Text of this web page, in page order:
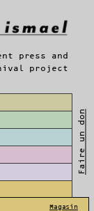
press and
project
Faire un don
Magasin